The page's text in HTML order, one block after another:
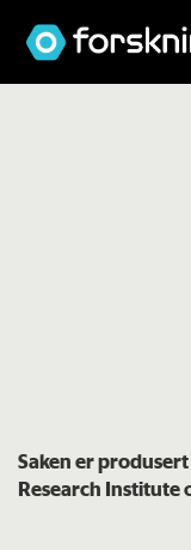
Saken er
Research Institute